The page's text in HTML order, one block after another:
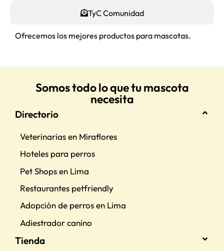
TyC Comunidad
Ofrecemos los mejores productos para mascotas.
Somos todo lo que tu mascota
necesita
Directorio
Veterinarias en Miraflores
Hoteles para perros
Pet Shops en Lima
Restaurantes petfriendly
Adopción de perros en Lima
Adiestrador canino
Tienda